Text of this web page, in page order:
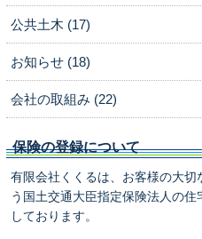
公共土木 (17)
お知らせ (18)
会社の取組み (22)
保険の登録について
有限会社くくるは、お客様の大切
う国土交通大臣指定保険法人の
しております。